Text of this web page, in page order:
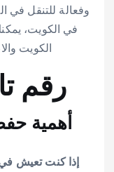
وفعالة للتنقل في
في الكويت،
الكويت
رقم
أهمية
إذا كنت تعيش في